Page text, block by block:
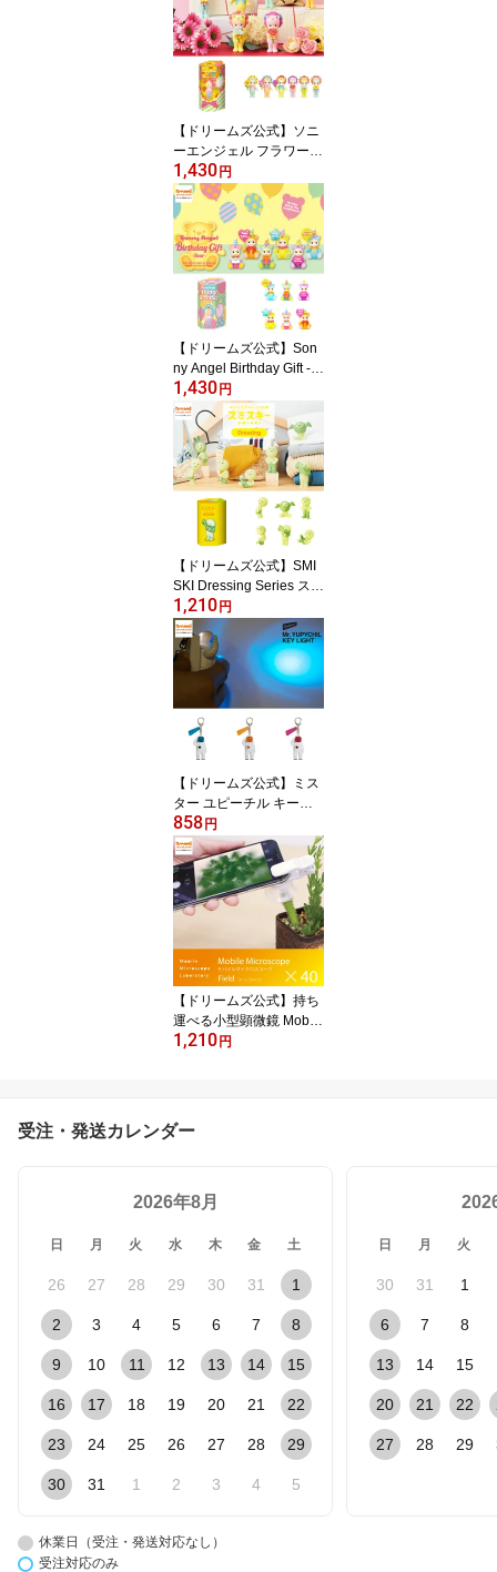
マイメロディ/クロミ/ハ
ンギョドン
【ドリームズ公式】ソニ
ーエンジェル フラワーギ
フト
1,430 円
【ドリームズ公式】Son
ny Angel Birthday Gift -B
ear- ソニーエンジェル バ
ースデーギフト -ベア-
1,430 円
【ドリームズ公式】SMI
SKI Dressing Series スミ
スキー ドレッシング シ
リーズ ブラインドボック
ス
1,210 円
【ドリームズ公式】ミス
ター ユピーチル キーラ
イト
858 円
【ドリームズ公式】持ち
運べる小型顕微鏡 Mobile
Microscope Field モバイ
1,210 円
受注・発送カレンダー
2026年8月
日 月 火 水 木 金 土
26 27 28 29 30 31 1
2 3 4 5 6 7 8
9 10 11 12 13 14 15
16 17 18 19 20 21 22
23 24 25 26 27 28 29
30 31 1 2 3 4 5
日 月 火
30 31 1
6 7 8
13 14 15
20 21 22
27 28 29
休業日（受注・発送対応なし）
受注対応のみ